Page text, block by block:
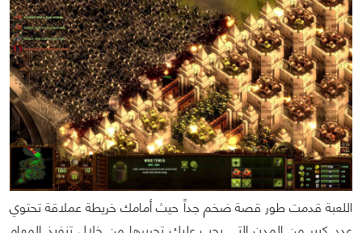
اللعبة قدمت طور قصة ضخم جداً حيث أمامك خريطة عملاقة تحتوي